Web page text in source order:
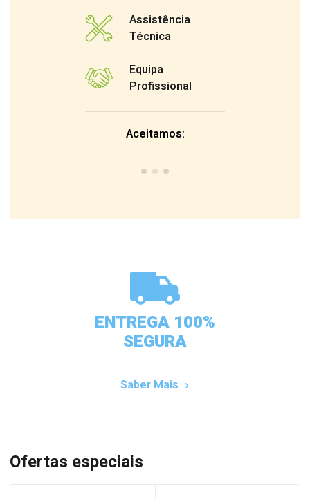
Assistência
Técnica
Equipa
Profissional
Aceitamos:
ENTREGA 100%
SEGURA
Saber Mais
Ofertas especiais